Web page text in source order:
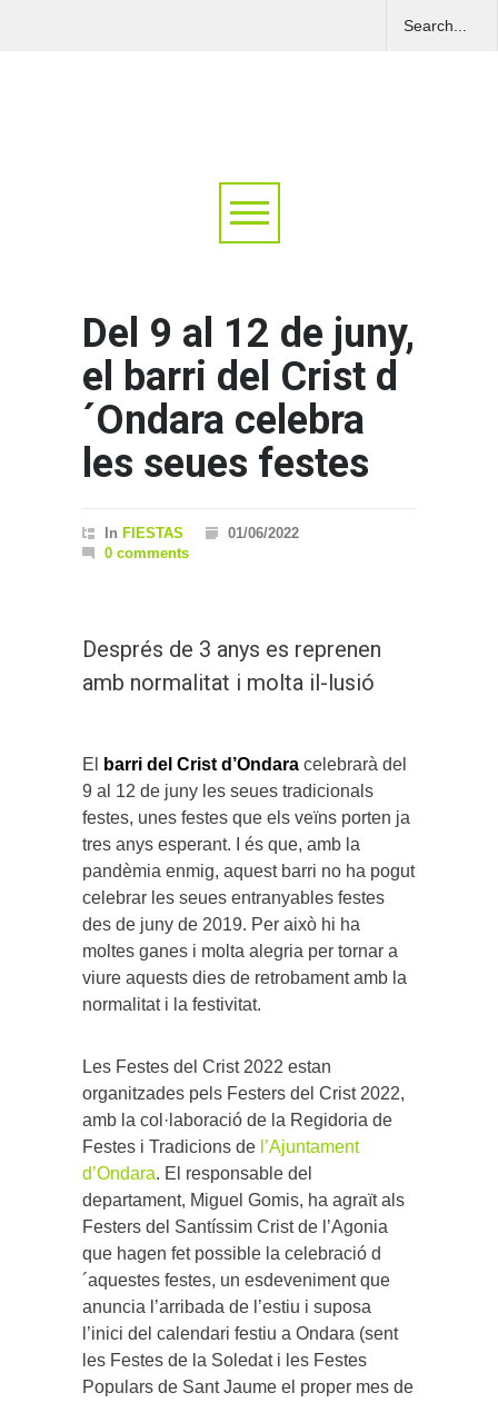
Del 9 al 12 de juny,
el barri del Crist d
´Ondara celebra
les seues festes
In FIESTAS
01/06/2022
0 comments
Després de 3 anys es reprenen
amb normalitat i molta il-lusió
El barri del Crist d’Ondara celebrarà del
9 al 12 de juny les seues tradicionals
festes, unes festes que els veïns porten ja
tres anys esperant. I és que, amb la
pandèmia enmig, aquest barri no ha pogut
celebrar les seues entranyables festes
des de juny de 2019. Per això hi ha
moltes ganes i molta alegria per tornar a
viure aquests dies de retrobament amb la
normalitat i la festivitat.
Les Festes del Crist 2022 estan
organitzades pels Festers del Crist 2022,
amb la col·laboració de la Regidoria de
Festes i Tradicions de l’Ajuntament
d’Ondara. El responsable del
departament, Miguel Gomis, ha agraït als
Festers del Santíssim Crist de l’Agonia
que hagen fet possible la celebració d
´aquestes festes, un esdeveniment que
anuncia l’arribada de l’estiu i suposa
l’inici del calendari festiu a Ondara (sent
les Festes de la Soledat i les Festes
Populars de Sant Jaume el proper mes de